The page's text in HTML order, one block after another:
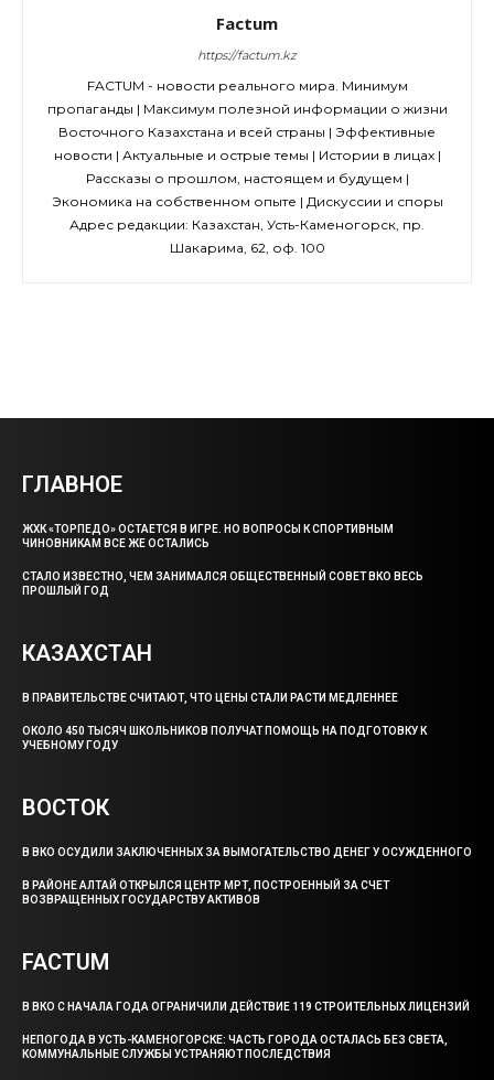
Factum
https://factum.kz
FACTUM - новости реального мира. Минимум
пропаганды | Максимум полезной информации о жизни
Восточного Казахстана и всей страны | Эффективные
новости | Актуальные и острые темы | Истории в лицах |
Рассказы о прошлом, настоящем и будущем |
Экономика на собственном опыте | Дискуссии и споры
Адрес редакции: Казахстан, Усть-Каменогорск, пр.
Шакарима, 62, оф. 100
ГЛАВНОЕ
ЖХК «ТОРПЕДО» ОСТАЕТСЯ В ИГРЕ. НО ВОПРОСЫ К СПОРТИВНЫМ
ЧИНОВНИКАМ ВСЕ ЖЕ ОСТАЛИСЬ
СТАЛО ИЗВЕСТНО, ЧЕМ ЗАНИМАЛСЯ ОБЩЕСТВЕННЫЙ СОВЕТ ВКО ВЕСЬ
ПРОШЛЫЙ ГОД
КАЗАХСТАН
В ПРАВИТЕЛЬСТВЕ СЧИТАЮТ, ЧТО ЦЕНЫ СТАЛИ РАСТИ МЕДЛЕННЕЕ
ОКОЛО 450 ТЫСЯЧ ШКОЛЬНИКОВ ПОЛУЧАТ ПОМОЩЬ НА ПОДГОТОВКУ К
УЧЕБНОМУ ГОДУ
ВОСТОК
В ВКО ОСУДИЛИ ЗАКЛЮЧЕННЫХ ЗА ВЫМОГАТЕЛЬСТВО ДЕНЕГ У ОСУЖДЕННОГО
В РАЙОНЕ АЛТАЙ ОТКРЫЛСЯ ЦЕНТР МРТ, ПОСТРОЕННЫЙ ЗА СЧЕТ
ВОЗВРАЩЕННЫХ ГОСУДАРСТВУ АКТИВОВ
FACTUM
В ВКО С НАЧАЛА ГОДА ОГРАНИЧИЛИ ДЕЙСТВИЕ 119 СТРОИТЕЛЬНЫХ ЛИЦЕНЗИЙ
НЕПОГОДА В УСТЬ-КАМЕНОГОРСКЕ: ЧАСТЬ ГОРОДА ОСТАЛАСЬ БЕЗ СВЕТА,
КОММУНАЛЬНЫЕ СЛУЖБЫ УСТРАНЯЮТ ПОСЛЕДСТВИЯ